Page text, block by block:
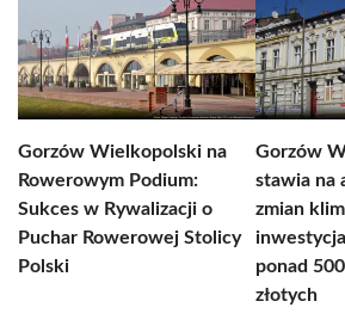
Gorzów Wielkopolski na
Rowerowym Podium:
Sukces w Rywalizacji o
Puchar Rowerowej Stolicy
Polski
Gorzów
stawia na
zmian
ponad
złotych